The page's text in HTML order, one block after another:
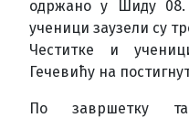
одржано у Шиду 08.
ученици заузели су
Честитке и
Гечевићу на
По завршетку